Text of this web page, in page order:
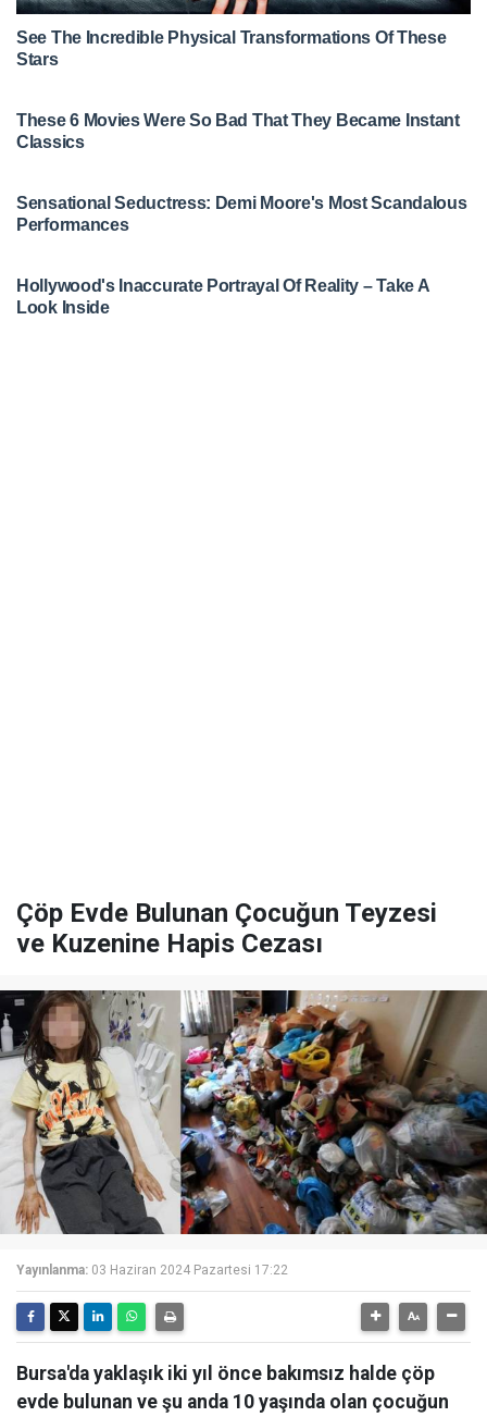
Çöp Evde Bulunan Çocuğun Teyzesi
ve Kuzenine Hapis Cezası
Yayınlanma: 03 Haziran 2024 Pazartesi 17:22
Bursa'da yaklaşık iki yıl önce bakımsız halde çöp
evde bulunan ve şu anda 10 yaşında olan çocuğun